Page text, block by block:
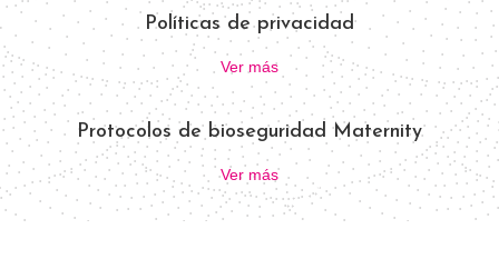
Políticas de privacidad
Ver más
Protocolos de bioseguridad Maternity
Ver más